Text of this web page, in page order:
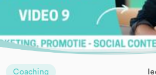
Coaching